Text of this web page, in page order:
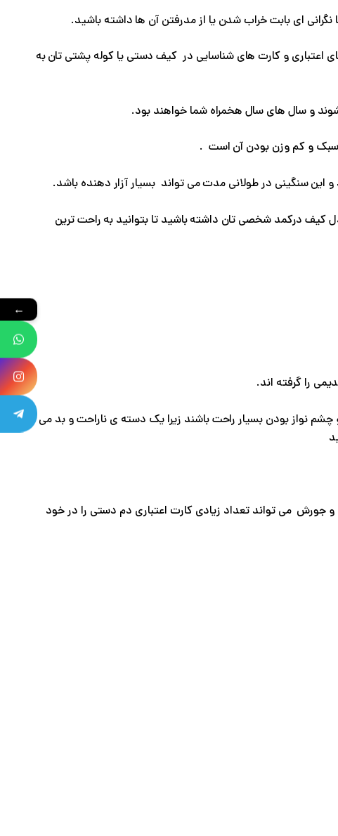
ای بابت خراب شدن یا از مدرفتن آن ها داشته باشید.
اعتباری و کارت های شناسایی در کیف دستی یا کوله پشتی تان به
و سال های سال هخمراه شما خواهند بود.
سبک و کم وزن بودن آن است .
سنگینی در طولانی مدت می تواند بسیار آزار دهنده باشد.
درکمد شخصی تان داشته باشید تا بتوانید به راحت ترین
را گرفته اند.
نواز بودن بسیار راحت باشند زیرا یک دسته ی ناراحت و بد می
می تواند تعداد زیادی کارت اعتباری دم دستی را در خود
←